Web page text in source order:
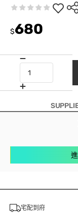
$680
宅配到府